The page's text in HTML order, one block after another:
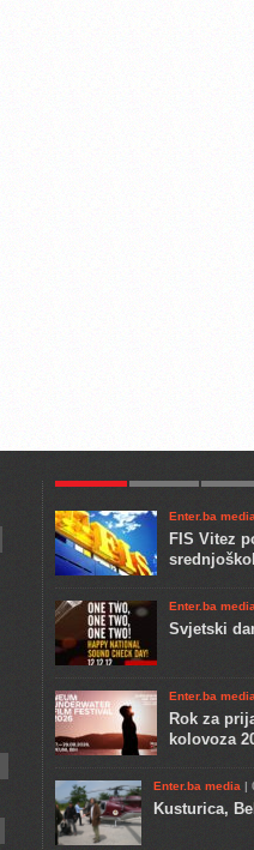
Enter.ba media
FIS Vitez
Enter.ba media
Svjetski
Enter.ba media
Rok za
kolovoza
Enter.ba media |
Kusturica,